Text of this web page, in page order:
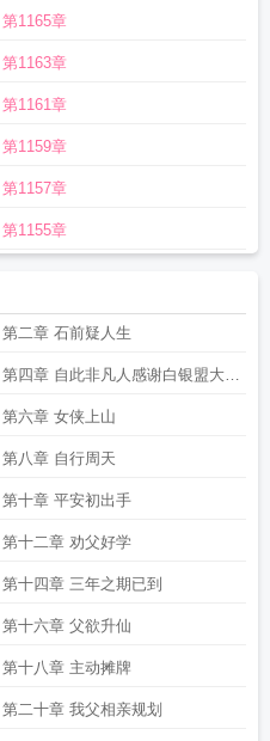
版免费阅读
TXT全文免费
几个女主
第1165章
第1163章
第1161章
第1159章
第1157章
第1155章
第二章 石前疑人生
第四章 自此非凡人感谢白银盟大赢
于德大力支持
第六章 女侠上山
第八章 自行周天
第十章 平安初出手
第十二章 劝父好学
第十四章 三年之期已到
第十六章 父欲升仙
第十八章 主动摊牌
第二十章 我父相亲规划